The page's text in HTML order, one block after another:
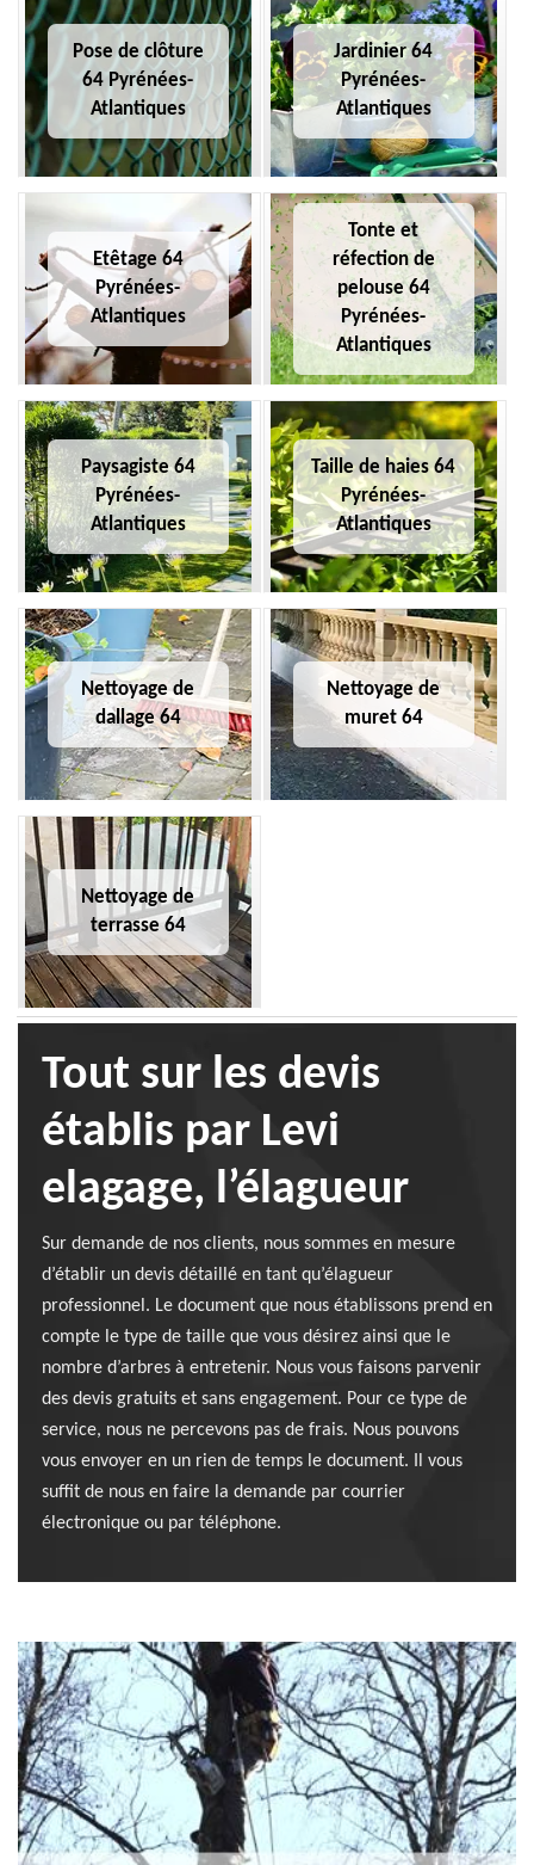
Pose de clôture
64 Pyrénées-
Atlantiques
Jardinier 64
Pyrénées-
Atlantiques
Etêtage 64
Pyrénées-
Atlantiques
Tonte et
réfection de
pelouse 64
Pyrénées-
Atlantiques
Paysagiste 64
Pyrénées-
Atlantiques
Taille de haies 64
Pyrénées-
Atlantiques
Nettoyage de
dallage 64
Nettoyage de
muret 64
Nettoyage de
terrasse 64
Tout sur les devis
établis par Levi
elagage, l’élagueur
Sur demande de nos clients, nous sommes en mesure
d’établir un devis détaillé en tant qu’élagueur
professionnel. Le document que nous établissons prend en
compte le type de taille que vous désirez ainsi que le
nombre d’arbres à entretenir. Nous vous faisons parvenir
des devis gratuits et sans engagement. Pour ce type de
service, nous ne percevons pas de frais. Nous pouvons
vous envoyer en un rien de temps le document. Il vous
suffit de nous en faire la demande par courrier
électronique ou par téléphone.